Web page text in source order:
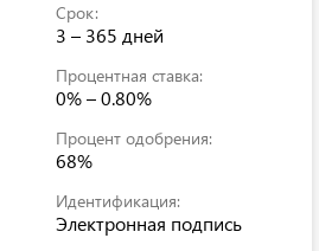
Срок:
3 – 365 дней
Процентная ставка:
0% – 0.80%
Процент одобрения:
68%
Идентификация:
Электронная подпись